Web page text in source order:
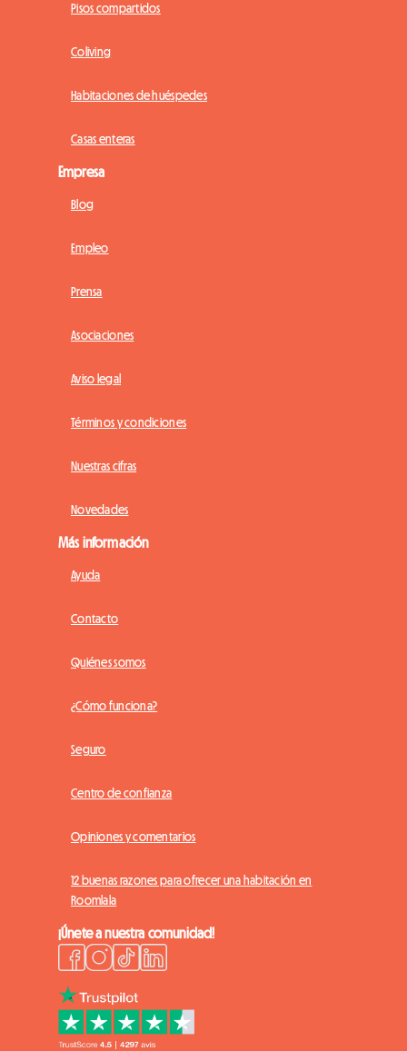
Pisos compartidos
Coliving
Habitaciones de huéspedes
Casas enteras
Empresa
Blog
Empleo
Prensa
Asociaciones
Aviso legal
Términos y condiciones
Nuestras cifras
Novedades
Más información
Ayuda
Contacto
Quiénes somos
¿Cómo funciona?
Seguro
Centro de confianza
Opiniones y comentarios
12 buenas razones para ofrecer una habitación en
Roomlala
¡Únete a nuestra comunidad!